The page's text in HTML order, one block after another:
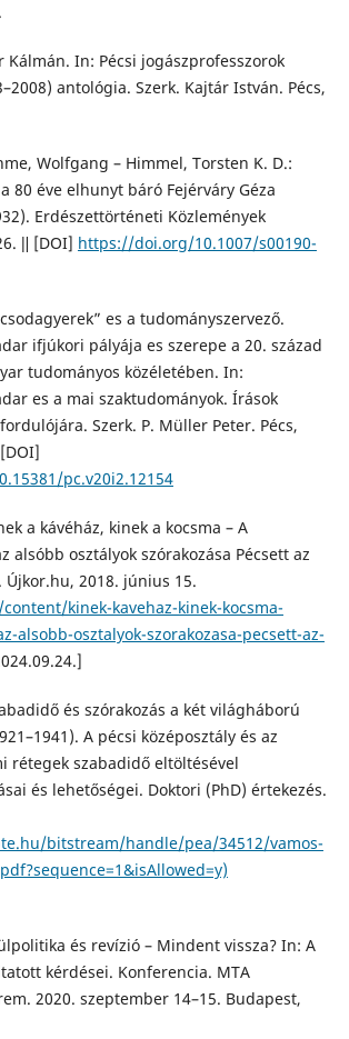
Kálmán. In: Pécsi jogászprofesszorok
antológia. Szerk. Kajtár István. Pécs,
Wolfgang – Himmel, Torsten K. D.:
80 éve elhunyt báró Fejérváry Géza
Erdészettörténeti Közlemények
ǁ [DOI] https://doi.org/10.1007/s00190-
es a tudományszervező.
ifjúkori pályája es szerepe a 20. század
tudományos közéletében. In:
es a mai szaktudományok. Írások
Szerk. P. Müller Peter. Pécs,
pc.v20i2.12154
a kávéház, kinek a kocsma – A
alsóbb osztályok szórakozása Pécsett az
Újkor.hu, 2018. június 15.
kinek-kavehaz-kinek-kocsma-
alsobb-osztalyok-szorakozasa-pecsett-az-
és szórakozás a két világháború
A pécsi középosztály és az
rétegek szabadidő eltöltésével
és lehetőségei. Doktori (PhD) értekezés.
bitstream/handle/pea/34512/vamos-
és revízió – Mindent vissza? In: A
kérdései. Konferencia. MTA
2020. szeptember 14–15. Budapest,